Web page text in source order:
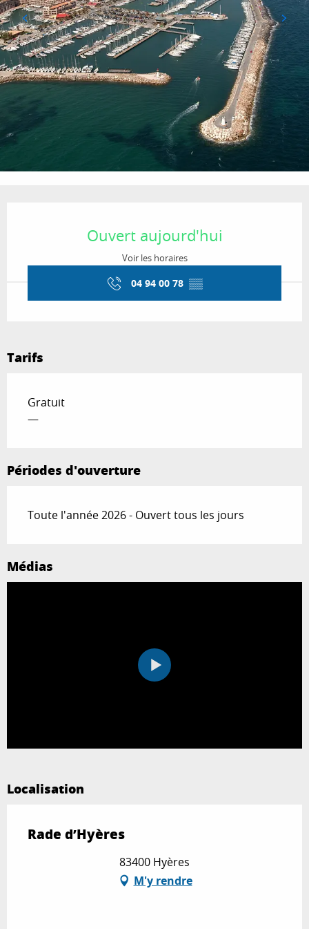
Ouvert aujourd'hui
Voir les horaires
04 94 00 78 ▒▒
Tarifs
Gratuit
—
Périodes d'ouverture
Toute l'année 2026 - Ouvert tous les jours
Médias
Localisation
Rade d’Hyères
83400 Hyères
M'y rendre